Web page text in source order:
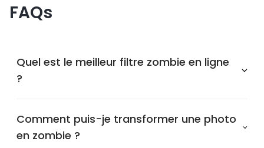
FAQs
Quel est le meilleur filtre zombie en ligne
?
Comment puis-je transformer une photo
en zombie ?